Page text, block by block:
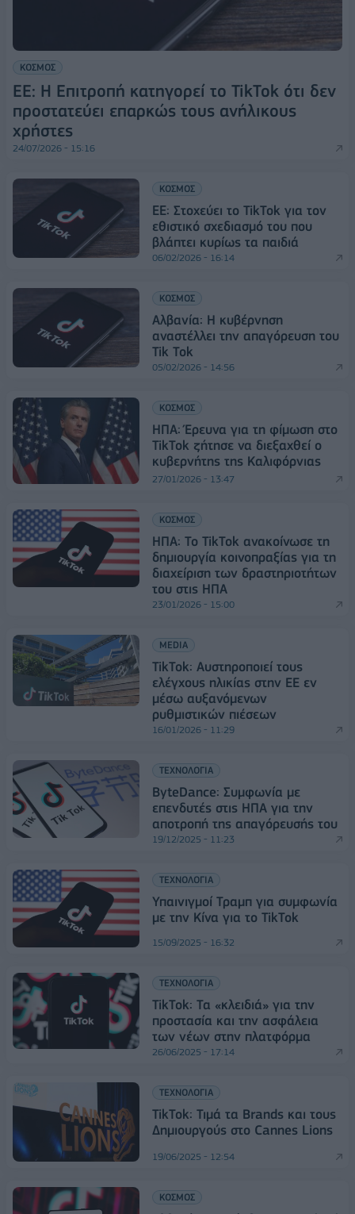
ΚΟΣΜΟΣ
ΕΕ: Η Επιτροπή κατηγορεί το TikTok ότι δεν
προστατεύει επαρκώς τους ανήλικους
χρήστες
24/07/2026 - 15:16
ΚΟΣΜΟΣ
EE: Στοχεύει το TikTok για τον
εθιστικό σχεδιασμό του που
βλάπτει κυρίως τα παιδιά
06/02/2026 - 16:14
ΚΟΣΜΟΣ
Αλβανία: Η κυβέρνηση
αναστέλλει την απαγόρευση του
Tik Tok
05/02/2026 - 14:56
ΚΟΣΜΟΣ
ΗΠΑ: Έρευνα για τη φίμωση στο
TikTok ζήτησε να διεξαχθεί ο
κυβερνήτης της Καλιφόρνιας
27/01/2026 - 13:47
ΚΟΣΜΟΣ
ΗΠΑ: Το TikTok ανακοίνωσε τη
δημιουργία κοινοπραξίας για τη
διαχείριση των δραστηριοτήτων
του στις ΗΠΑ
23/01/2026 - 15:00
MEDIA
TikTok: Αυστηροποιεί τους
ελέγχους ηλικίας στην ΕΕ εν
μέσω αυξανόμενων
ρυθμιστικών πιέσεων
16/01/2026 - 11:29
ΤΕΧΝΟΛΟΓΙΑ
ByteDance: Συμφωνία με
επενδυτές στις ΗΠΑ για την
αποτροπή της απαγόρευσής του
19/12/2025 - 11:23
ΤΕΧΝΟΛΟΓΙΑ
Υπαινιγμοί Τραμπ για συμφωνία
με την Κίνα για το TikTok
15/09/2025 - 16:32
ΤΕΧΝΟΛΟΓΙΑ
TikTok: Τα «κλειδιά» για την
προστασία και την ασφάλεια
των νέων στην πλατφόρμα
26/06/2025 - 17:14
ΤΕΧΝΟΛΟΓΙΑ
TikTok: Τιμά τα Brands και τους
Δημιουργούς στο Cannes Lions
19/06/2025 - 12:54
ΚΟΣΜΟΣ